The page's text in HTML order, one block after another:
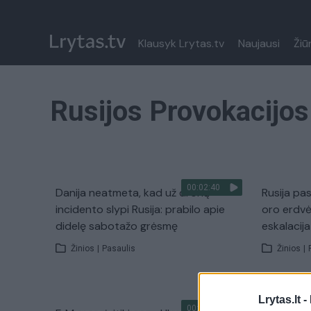
Lrytas.lt -
Klausyk Lrytas.tv Naujausi
Rusijos Provokacijos
00:02:40
Danija neatmeta, kad už dronų
incidento slypi Rusija: prabilo apie
didelę sabotažo grėsmę
Žinios Pasaulis
Rusija
oro
Žinios
00:01:37